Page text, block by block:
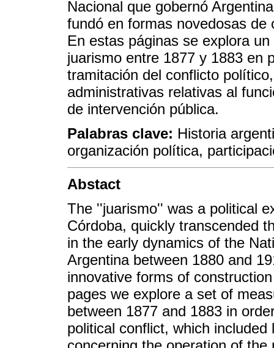
Nacional que gobernó
fundó en formas novedosas
En estas páginas se explora
juarismo entre 1877 y 1883 en
tramitación del conflicto
administrativas relativas al
de intervención pública.
Palabras clave: Historia
organización política,
Abstact
The ''juarismo'' was a political
Córdoba, quickly transcended
in the early dynamics of the
Argentina between 1880 and
innovative forms of
pages we explore a set of
between 1877 and 1883 in
political conflict, which